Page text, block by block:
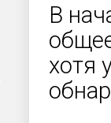
В
хотя